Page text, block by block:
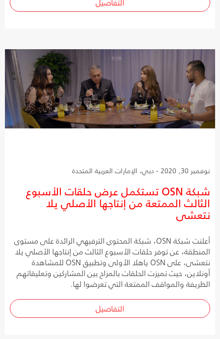
نوفمبر 30, 2020 - دبي، الإمارات العربية المتحدة
شبكة OSN تستكمل عرض حلقات الأسبوع
الثالث الممتعة من إنتاجها الأصلي يلا
نتعشى
أعلنت شبكة OSN، شبكة المحتوى الترفيهي الرائدة على مستوى
المنطقة، عن توفر حلقات الأسبوع الثالث من إنتاجها الأصلي يلا
نتعشى، على OSN ياهلا الأولى وتطبيق OSN للمشاهدة
أونلاين، حيث تميزت الحلقات بالمزاح بين المشاركين وتعليقاتهم
الظريفة والمواقف الممتعة التي تعرضوا لها.
التفاصيل